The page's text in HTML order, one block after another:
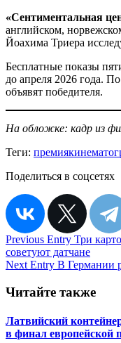
«Сентиментальная
английском,
Йоахима Триера
Бесплатные показы
до апреля 2026 года.
объявят победителя.
На обложке: кадр из
Теги: премия
Поделиться в соцсетях
Навигация
по
Previous Entry Три
советуют датчане
Next Entry В Германии
Читайте также
Латвийский
в финал европейской